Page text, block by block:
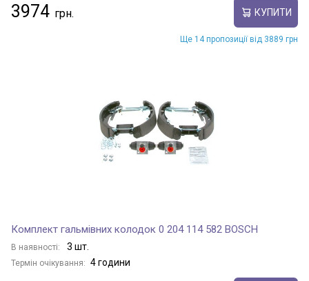
3974 КУПИТИ
Ще 14 пропозиції від 3889 грн
Комплект гальмівних колодок 0 204 114 582 BOSCH
В наявності: 3 шт.
Термін очікування: 4 години